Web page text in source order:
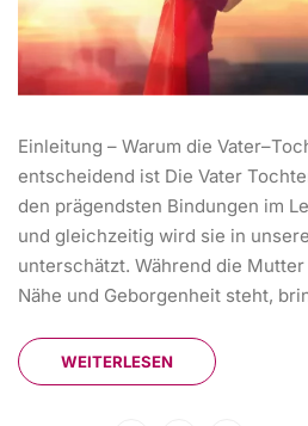
Einleitung – Warum die
entscheidend ist Die Vater
den prägendsten Bindungen im
und gleichzeitig wird sie in
unterschätzt. Während die
Nähe und Geborgenheit steht,
WEITERLESEN